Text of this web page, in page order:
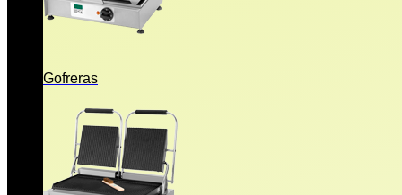
Gofreras